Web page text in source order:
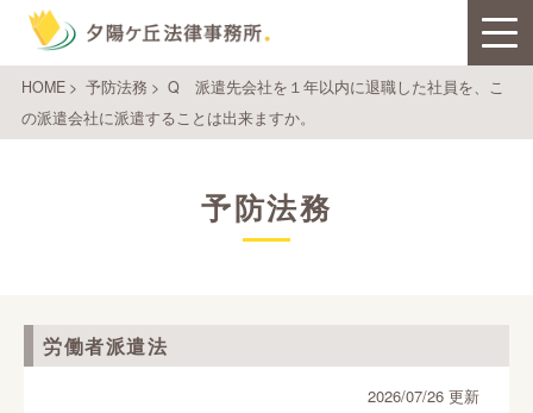
HOME> 予防法務 > Q 派遣先会社を１年以内に退職した社員を、こ
の派遣会社に派遣することは出来ますか。
予防法務
労働者派遣法
2026/07/26 更新